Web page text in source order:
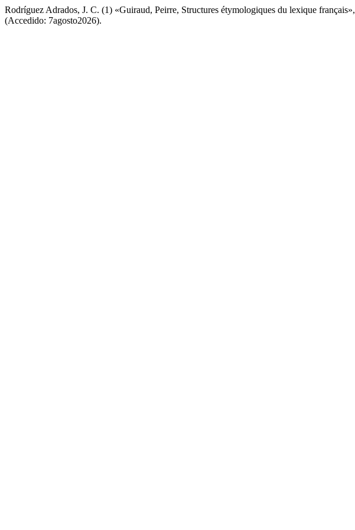
Rodríguez Adrados, J. C. (1) «Guiraud, Peirre, Structures étymologiques du lexique français»,
(Accedido: 7agosto2026).